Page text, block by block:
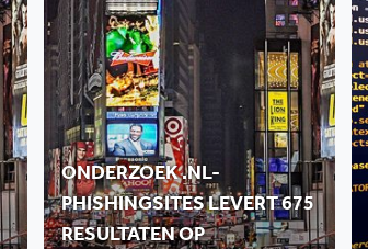
ONDERZOEK .NL-
PHISHINGSITES LEVERT 675
RESULTATEN OP